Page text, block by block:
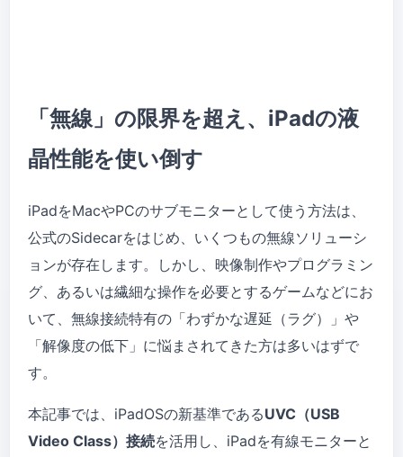
「無線」の限界を超え、iPadの液
晶性能を使い倒す
iPadをMacやPCのサブモニターとして使う方法は、
公式のSidecarをはじめ、いくつもの無線ソリューシ
ョンが存在します。しかし、映像制作やプログラミン
グ、あるいは繊細な操作を必要とするゲームなどにお
いて、無線接続特有の「わずかな遅延（ラグ）」や
「解像度の低下」に悩まされてきた方は多いはずで
す。
本記事では、iPadOSの新基準であるUVC（USB
Video Class）接続を活用し、iPadを有線モニターと